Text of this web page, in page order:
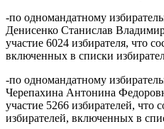
-по одномандатному
Денисенко Станислав
участие 6024 избирателя, что
включенных в списки
-по одномандатному
Черепахина Антонина
участие 5266 избирателей, что
избирателей, включенных в